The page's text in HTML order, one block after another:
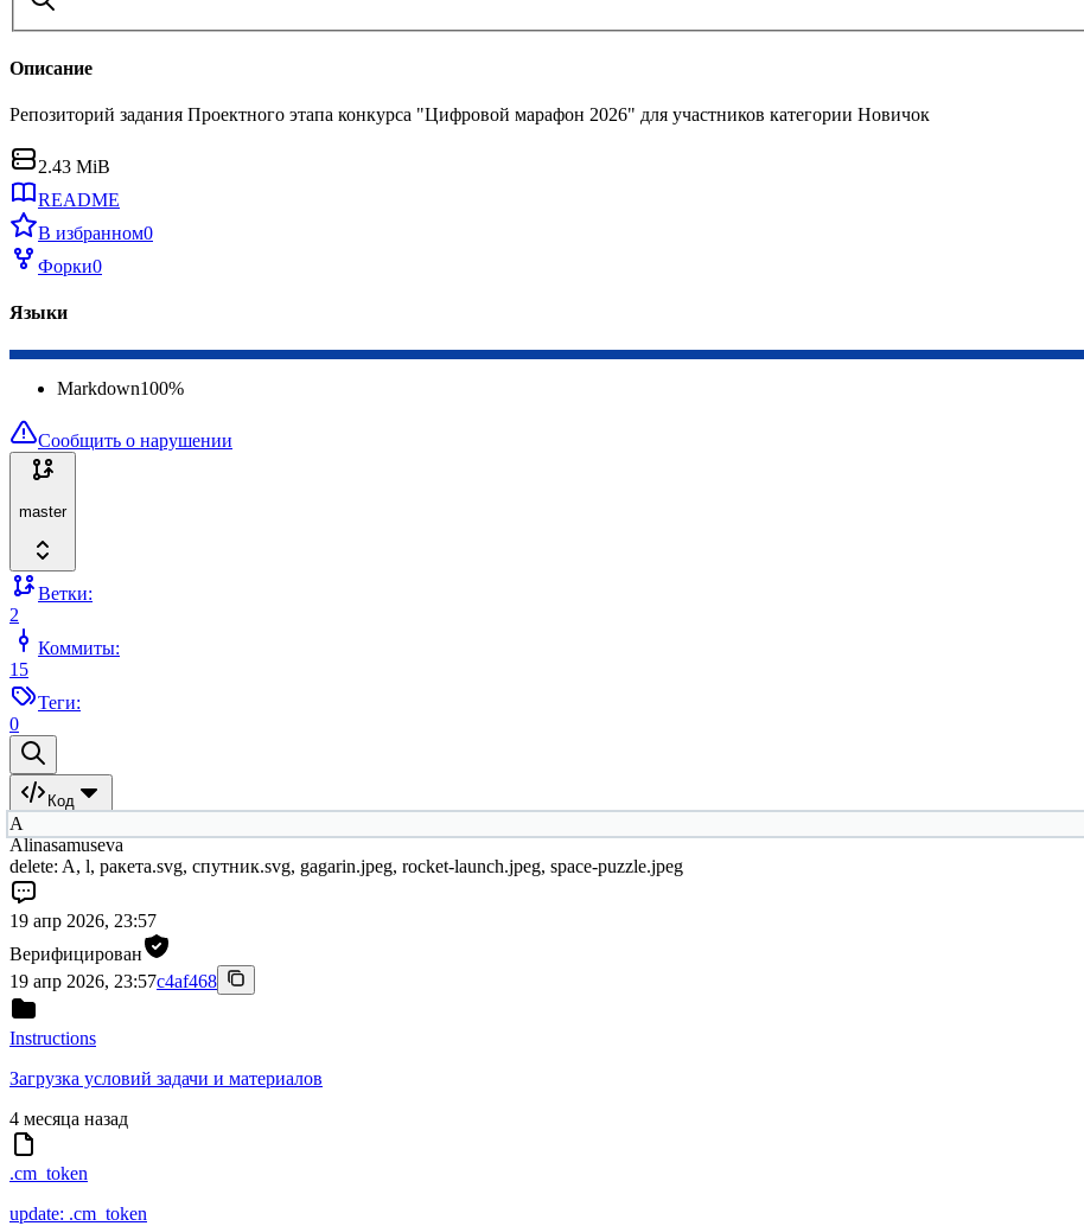
Описание
Репозиторий задания Проектного этапа конкурса "Цифровой марафон 2026" для участников категории Новичок
2.43 MiB
README
В избранном0
Форки0
Языки
Markdown100%
Сообщить о нарушении
master
Ветки:
2
Коммиты:
15
Теги:
0
Код
A
Alinasamuseva
delete: A, l, ракета.svg, спутник.svg, gagarin.jpeg, rocket-launch.jpeg, space-puzzle.jpeg
19 апр 2026, 23:57
Верифицирован
19 апр 2026, 23:57c4af468
Instructions
Загрузка условий задачи и материалов
4 месяца назад
.cm_token
update: .cm_token